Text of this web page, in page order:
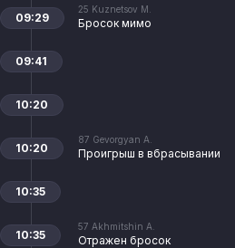
25 Kuznetsov M.
Бросок мимо
09:29
09:41
10:20
87 Gevorgyan A.
Проигрыш в вбрасывании
10:20
10:35
57 Akhmitshin A.
Отражен бросок
10:35